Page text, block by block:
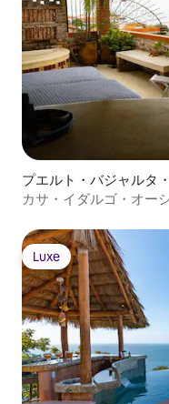
プエルト・バジャルタ
カサ・イダルゴ・オー
Luxe
Luxe